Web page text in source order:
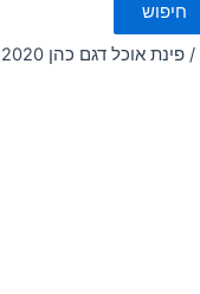
חיפוש
/ פינת אוכל דגם כהן 2020